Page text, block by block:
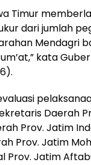
Timur
dari jumlah
Mendagri
kata
Daerah
Prov. Jatim
Prov. Jatim
Prov. Jatim